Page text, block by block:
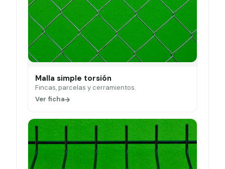
Malla simple torsión
Fincas, parcelas y cerramientos.
Ver ficha